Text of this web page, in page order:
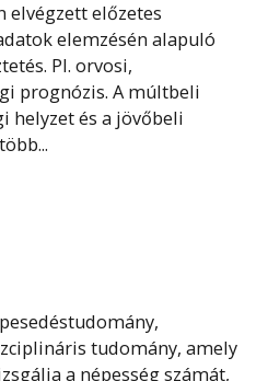
elvégzett előzetes
elemzésén alapuló
Pl. orvosi,
prognózis. A múltbeli
helyzet és a jövőbeli
tudomány, amely
a népesség számát,